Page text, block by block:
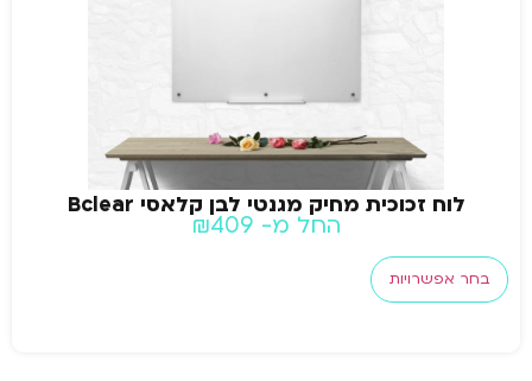
לוח זכוכית מחיק מגנטי לבן קלאסי Bclear
החל מ- ₪409
בחר אפשרויות